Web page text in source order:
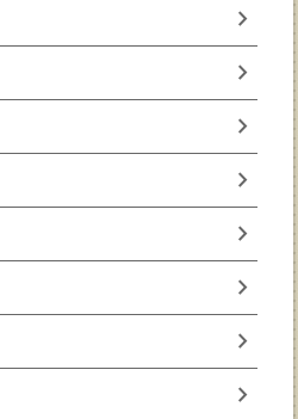
chevron_right
chevron_right
chevron_right
chevron_right
chevron_right
chevron_right
chevron_right
chevron_right